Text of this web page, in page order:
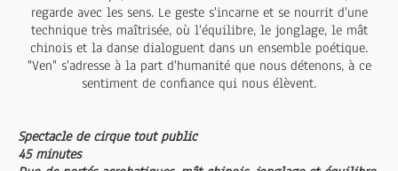
regarde avec les sens. Le geste s'incarne et se nourrit d'une
technique très maîtrisée, où l'équilibre, le jonglage, le mât
chinois et la danse dialoguent dans un ensemble poétique.
"Ven" s'adresse à la part d'humanité que nous détenons, à ce
sentiment de confiance qui nous élèvent.
Spectacle de cirque tout public
45 minutes